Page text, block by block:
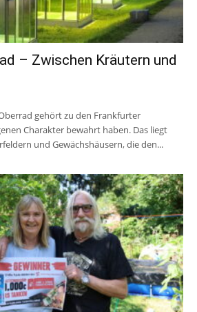
– Zwischen Kräutern und
gehört zu den Frankfurter
Charakter bewahrt haben. Das liegt
und Gewächshäusern, die den...